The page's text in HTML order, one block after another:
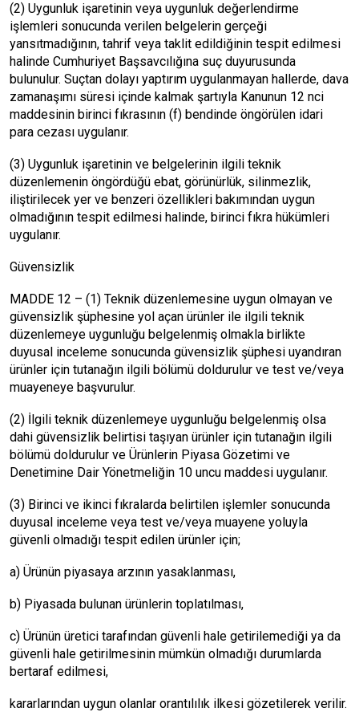
(2) Uygunluk işaretinin veya uygunluk değerlendirme
işlemleri sonucunda verilen belgelerin gerçeği
yansıtmadığının, tahrif veya taklit edildiğinin tespit edilmesi
halinde Cumhuriyet Başsavcılığına suç duyurusunda
bulunulur. Suçtan dolayı yaptırım uygulanmayan hallerde, dava
zamanaşımı süresi içinde kalmak şartıyla Kanunun 12 nci
maddesinin birinci fıkrasının (f) bendinde öngörülen idari
para cezası uygulanır.
(3) Uygunluk işaretinin ve belgelerinin ilgili teknik
düzenlemenin öngördüğü ebat, görünürlük, silinmezlik,
iliştirilecek yer ve benzeri özellikleri bakımından uygun
olmadığının tespit edilmesi halinde, birinci fıkra hükümleri
uygulanır.
Güvensizlik
MADDE 12 – (1) Teknik düzenlemesine uygun olmayan ve
güvensizlik şüphesine yol açan ürünler ile ilgili teknik
düzenlemeye uygunluğu belgelenmiş olmakla birlikte
duyusal inceleme sonucunda güvensizlik şüphesi uyandıran
ürünler için tutanağın ilgili bölümü doldurulur ve test ve/veya
muayeneye başvurulur.
(2) İlgili teknik düzenlemeye uygunluğu belgelenmiş olsa
dahi güvensizlik belirtisi taşıyan ürünler için tutanağın ilgili
bölümü doldurulur ve Ürünlerin Piyasa Gözetimi ve
Denetimine Dair Yönetmeliğin 10 uncu maddesi uygulanır.
(3) Birinci ve ikinci fıkralarda belirtilen işlemler sonucunda
duyusal inceleme veya test ve/veya muayene yoluyla
güvenli olmadığı tespit edilen ürünler için;
a) Ürünün piyasaya arzının yasaklanması,
b) Piyasada bulunan ürünlerin toplatılması,
c) Ürünün üretici tarafından güvenli hale getirilemediği ya da
güvenli hale getirilmesinin mümkün olmadığı durumlarda
bertaraf edilmesi,
kararlarından uygun olanlar orantılılık ilkesi gözetilerek verilir.